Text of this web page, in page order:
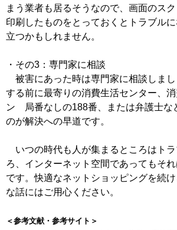
まう業者も居るそうなので、画面のス
印刷したものをとっておくとトラブル
立つかもしれません。
・その3：専門家に相談
被害にあった時は専門家に相談しま
する前に最寄りの消費生活センター、
ン 局番なしの188番、または弁護士な
のが解決への早道です。
いつの時代も人が集まるところはトラ
ろ、インターネット空間であってもそ
です。快適なネットショッピングを続
な話にはご用心ください。
＜参考文献・参考サイト＞